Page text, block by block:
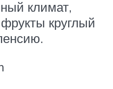
климат,
круглый